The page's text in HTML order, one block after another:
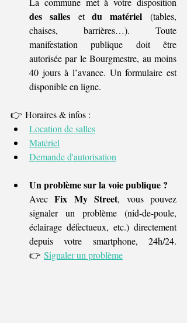
des salles et du matériel (tables,
chaises, barrières…). Toute
manifestation publique doit être
autorisée par le Bourgmestre, au moins
40 jours à l’avance. Un formulaire est
disponible en ligne.
👉 Horaires & infos :
Location de salles
Matériel
Demande d'autorisation
Un problème sur la voie publique ?
Avec Fix My Street, vous pouvez
signaler un problème (nid-de-poule,
éclairage défectueux, etc.) directement
depuis votre smartphone, 24h/24.
👉 Signaler un problème